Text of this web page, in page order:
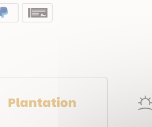
Plantation